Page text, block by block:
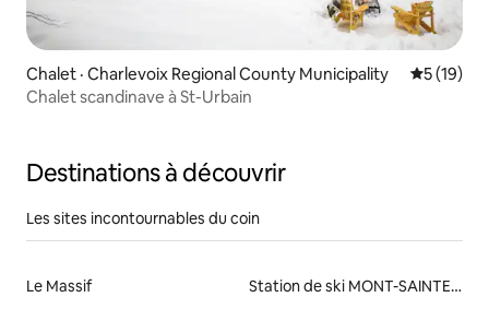
Chalet · Charlevoix Regional County Municipality Note
5 (19)
Chalet scandinave à St-Urbain
Destinations à découvrir
Les sites incontournables du coin
Le Massif Station de ski MONT-SAINTE-ANNE